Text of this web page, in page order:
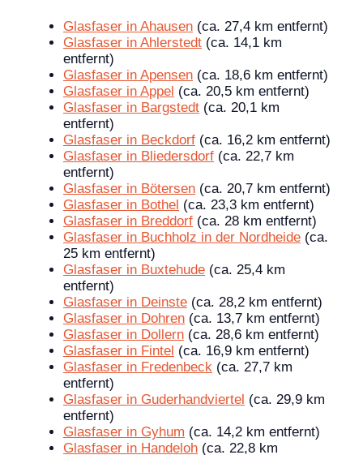
Glasfaser in Ahausen (ca. 27,4 km entfernt)
Glasfaser in Ahlerstedt (ca. 14,1 km
entfernt)
Glasfaser in Apensen (ca. 18,6 km entfernt)
Glasfaser in Appel (ca. 20,5 km entfernt)
Glasfaser in Bargstedt (ca. 20,1 km
entfernt)
Glasfaser in Beckdorf (ca. 16,2 km entfernt)
Glasfaser in Bliedersdorf (ca. 22,7 km
entfernt)
Glasfaser in Bötersen (ca. 20,7 km entfernt)
Glasfaser in Bothel (ca. 23,3 km entfernt)
Glasfaser in Breddorf (ca. 28 km entfernt)
Glasfaser in Buchholz in der Nordheide (ca.
25 km entfernt)
Glasfaser in Buxtehude (ca. 25,4 km
entfernt)
Glasfaser in Deinste (ca. 28,2 km entfernt)
Glasfaser in Dohren (ca. 13,7 km entfernt)
Glasfaser in Dollern (ca. 28,6 km entfernt)
Glasfaser in Fintel (ca. 16,9 km entfernt)
Glasfaser in Fredenbeck (ca. 27,7 km
entfernt)
Glasfaser in Guderhandviertel (ca. 29,9 km
entfernt)
Glasfaser in Gyhum (ca. 14,2 km entfernt)
Glasfaser in Handeloh (ca. 22,8 km